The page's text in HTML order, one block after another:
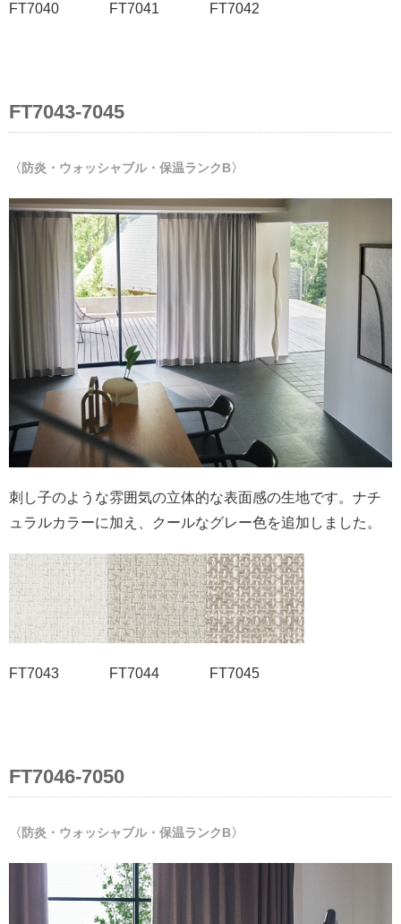
FT7040 FT7041 FT7042
FT7043-7045
〈防炎・ウォッシャブル・保温ランクB〉
刺し子のような雰囲気の立体的な表面感の生地です。ナチ
ュラルカラーに加え、クールなグレー色を追加しました。
FT7043 FT7044 FT7045
FT7046-7050
〈防炎・ウォッシャブル・保温ランクB〉